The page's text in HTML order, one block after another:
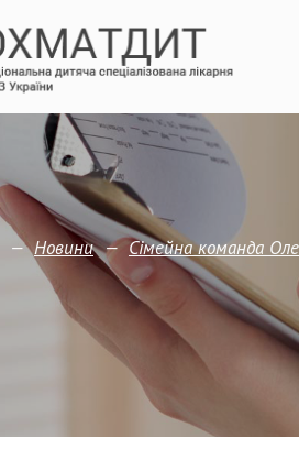
— Новини — Сімейна команда